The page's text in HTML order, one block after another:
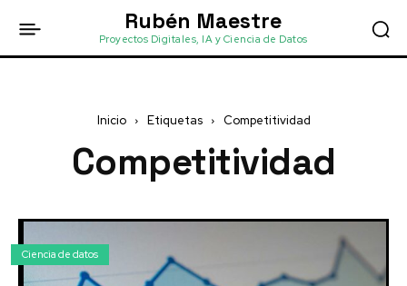
Rubén Maestre
Proyectos Digitales, IA y Ciencia de Datos
Inicio Etiquetas Competitividad
Competitividad
Ciencia de datos